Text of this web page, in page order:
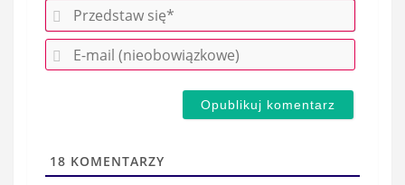
P
r
e
E
-
(
18 KOMENTARZY